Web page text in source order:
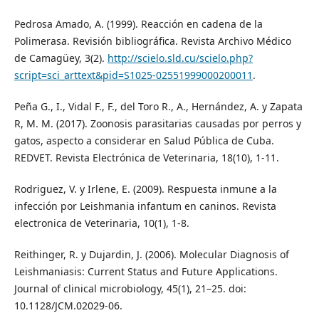
Pedrosa Amado, A. (1999). Reacción en cadena de la
Polimerasa. Revisión bibliográfica. Revista Archivo Médico
de Camagüey, 3(2). http://scielo.sld.cu/scielo.php?
script=sci_arttext&pid=S1025-02551999000200011 .
Peña G., I., Vidal F., F., del Toro R., A., Hernández, A. y Zapata
R, M. M. (2017). Zoonosis parasitarias causadas por perros y
gatos, aspecto a considerar en Salud Pública de Cuba.
REDVET. Revista Electrónica de Veterinaria, 18(10), 1-11.
Rodriguez, V. y Irlene, E. (2009). Respuesta inmune a la
infección por Leishmania infantum en caninos. Revista
electronica de Veterinaria, 10(1), 1-8.
Reithinger, R. y Dujardin, J. (2006). Molecular Diagnosis of
Leishmaniasis: Current Status and Future Applications.
Journal of clinical microbiology, 45(1), 21–25. doi:
10.1128/JCM.02029-06.